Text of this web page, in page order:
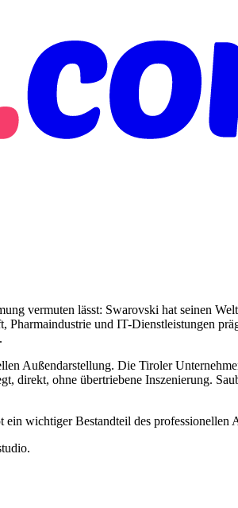
vermuten lässt: Swarovski hat seinen
Pharmaindustrie und IT-Dienstleistungen
Außendarstellung. Die Tiroler
direkt, ohne übertriebene Inszenierung.
wichtiger Bestandteil des professionellen